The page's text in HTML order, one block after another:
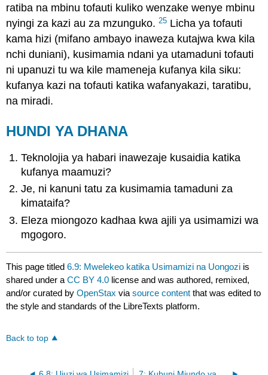
ratiba na mbinu tofauti kuliko wenzake wenye mbinu
nyingi za kazi au za mzunguko.25 Licha ya tofauti
kama hizi (mifano ambayo inaweza kutajwa kwa kila
nchi duniani), kusimamia ndani ya utamaduni tofauti
ni upanuzi tu wa kile mameneja kufanya kila siku:
kufanya kazi na tofauti katika wafanyakazi, taratibu,
na miradi.
HUNDI YA DHANA
Teknolojia ya habari inawezaje kusaidia katika
kufanya maamuzi?
Je, ni kanuni tatu za kusimamia tamaduni za
kimataifa?
Eleza miongozo kadhaa kwa ajili ya usimamizi wa
mgogoro.
This page titled6.9: Mwelekeo katika Usimamizi na Uongozi is
shared under aCC BY 4.0 license and was authored, remixed,
and/or curated byOpenStax viasource content that was edited to
the style and standards of the LibreTexts platform.
Back to top